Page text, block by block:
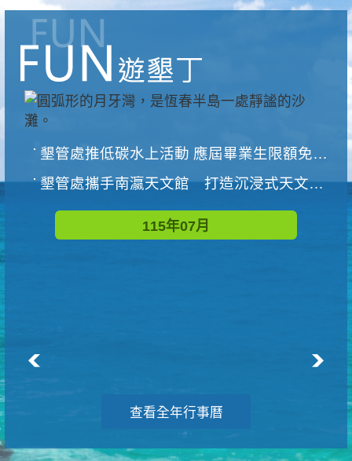
墾管處推低碳水上活動 應屆畢業生限額免費參加
墾管處攜手南瀛天文館 打造沉浸式天文探索營隊
115年07月
查看全年行事曆